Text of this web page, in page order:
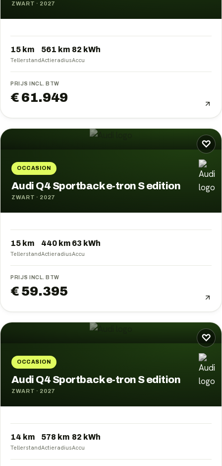
ZWART · 2027
15 km
Tellerstand
561 km
Actieradius
82 kWh
Accu
PRIJS INCL. BTW
€ 61.949
♡
OCCASION
Audi Q4 Sportback e-tron S edition
ZWART · 2027
15 km
Tellerstand
440 km
Actieradius
63 kWh
Accu
PRIJS INCL. BTW
€ 59.395
♡
OCCASION
Audi Q4 Sportback e-tron S edition
ZWART · 2027
14 km
Tellerstand
578 km
Actieradius
82 kWh
Accu